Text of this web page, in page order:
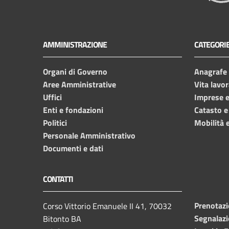
AMMINISTRAZIONE
Organi di Governo
Aree Amministrative
Uffici
Enti e fondazioni
Politici
Personale Amministrativo
Documenti e dati
Vita
Imprese
Catasto
Mobilità
CONTATTI
Corso Vittorio Emanuele II 41, 70032
Bitonto BA